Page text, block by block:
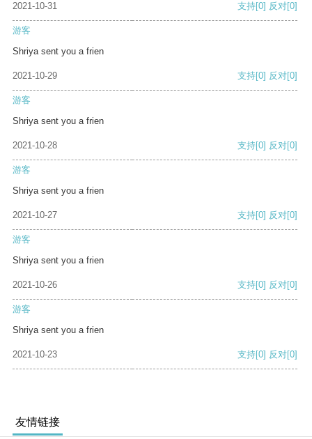
2021-10-31 支持[0] 反对[0]
游客
Shriya sent you a frien
2021-10-29 支持[0] 反对[0]
游客
Shriya sent you a frien
2021-10-28 支持[0] 反对[0]
游客
Shriya sent you a frien
2021-10-27 支持[0] 反对[0]
游客
Shriya sent you a frien
2021-10-26 支持[0] 反对[0]
游客
Shriya sent you a frien
2021-10-23 支持[0] 反对[0]
友情链接